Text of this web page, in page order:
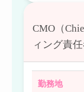
CMO（
ィング責任
勤務地